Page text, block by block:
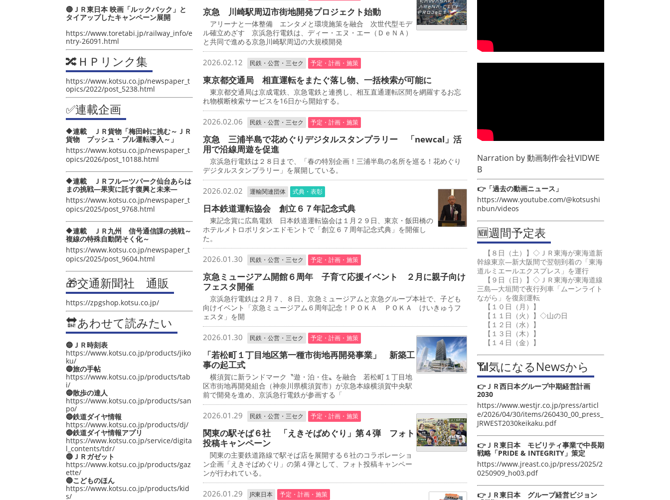
🔴ＪＲ東日本 映画「ルックバック」と
タイアップしたキャンペーン展開
https://www.toretabi.jp/railway_info/e
ntry-26091.html
🔀ＨＰリンク集
https://www.kotsu.co.jp/newspaper_t
opics/2022/post_5238.html
✅連載企画
🔶連載 ＪＲ貨物「梅田峠に挑む～ＪＲ
貨物 プッシュ・プル運転導入～」
https://www.kotsu.co.jp/newspaper_t
opics/2026/post_10188.html
🔶連載 ＪＲフルーツパーク仙台あらは
まの挑戦―果実に託す復興と未来―
https://www.kotsu.co.jp/newspaper_t
opics/2025/post_9768.html
🔶連載 ＪＲ九州 信号通信課の挑戦～
複線の特殊自動閉そく化～
https://www.kotsu.co.jp/newspaper_t
opics/2025/post_9604.html
🎁交通新聞社 通販
https://zpgshop.kotsu.co.jp/
🔛あわせて読みたい
🔵ＪＲ時刻表
https://www.kotsu.co.jp/products/jiko
ku/
🔵旅の手帖
https://www.kotsu.co.jp/products/tab
i/
🔵散歩の達人
https://www.kotsu.co.jp/products/san
po/
🔵鉄道ダイヤ情報
https://www.kotsu.co.jp/products/dj/
🔵鉄道ダイヤ情報アプリ
https://www.kotsu.co.jp/service/digita
l_contents/tdr/
🔵ＪＲガゼット
https://www.kotsu.co.jp/products/gaz
ette/
🔵こどものほん
https://www.kotsu.co.jp/products/kid
s/
京急 川崎駅周辺市街地開発プロジェクト始動
アリーナと一体整備 エンタメと環境施策を融合 次世代型モデ
ル確立めざす 京浜急行電鉄は、ディー・エヌ・エー（ＤｅＮＡ）
と共同で進める京急川崎駅周辺の大規模開発
2026.02.12 民鉄・公営・三セク 予定・計画・施策
東京都交通局 相直運転をまたぐ落し物、一括検索が可能に
東京都交通局は京成電鉄、京急電鉄と連携し、相互直通運転区間を網羅するお忘
れ物横断検索サービスを16日から開始する。
2026.02.06 民鉄・公営・三セク 予定・計画・施策
京急 三浦半島で花めぐりデジタルスタンプラリー 「newcal」活
用で沿線周遊を促進
京浜急行電鉄は２８日まで、「春の特別企画！三浦半島の名所を巡る！花めぐり
デジタルスタンプラリー」を展開している。
2026.02.02 運輸関連団体 式典・表彰
日本鉄道運転協会 創立６７年記念式典
東記念賞に広島電鉄 日本鉄道運転協会は１月２９日、東京・飯田橋の
ホテルメトロポリタンエドモントで「創立６７周年記念式典」を開催し
た。
2026.01.30 民鉄・公営・三セク 予定・計画・施策
京急ミュージアム開館６周年 子育て応援イベント ２月に親子向け
フェスタ開催
京浜急行電鉄は２月７、８日、京急ミュージアムと京急グループ本社で、子ども
向けイベント「京急ミュージアム６周年記念！ＰＯＫＡ ＰＯＫＡ けいきゅうフ
ェスタ」を開
2026.01.30 民鉄・公営・三セク 予定・計画・施策
「若松町１丁目地区第一種市街地再開発事業」 新築工
事の起工式
横須賀に新ランドマーク〝遊・泊・住〟を融合 若松町１丁目地
区市街地再開発組合（神奈川県横須賀市）が京急本線横須賀中央駅
前で開発を進め、京浜急行電鉄が参画する「
2026.01.29 民鉄・公営・三セク 予定・計画・施策
関東の駅そば６社 「えきそばめぐり」第４弾 フォト
投稿キャンペーン
関東の主要鉄道路線で駅そば店を展開する６社のコラボレーショ
ン企画「えきそばめぐり」の第４弾として、フォト投稿キャンペー
ンが行われている。
2026.01.29 JR東日本 予定・計画・施策
Narration by動画制作会社VIDWE
B
👉「過去の動画ニュース」
https://www.youtube.com/@kotsushi
nbun/videos
🆕週間予定表
【８日（土）】◇ＪＲ東海が東海道新
幹線東京―新大阪間で翌朝到着の「東海
道ルミエールエクスプレス」を運行
【９日（日）】◇ＪＲ東海が東海道線
三島―大垣間で夜行列車「ムーンライト
ながら」を復刻運転
【１０日（月）】
【１１日（火）】◇山の日
【１２日（水）】
【１３日（木）】
【１４日（金）】
📶気になるNewsから
👉ＪＲ西日本グループ中期経営計画
2030
https://www.westjr.co.jp/press/articl
e/2026/04/30/items/260430_00_press_
JRWEST2030keikaku.pdf
👉ＪＲ東日本 モビリティ事業で中長期
戦略「PRIDE & INTEGRITY」策定
https://www.jreast.co.jp/press/2025/2
0250909_ho03.pdf
👉ＪＲ東日本 グループ経営ビジョン